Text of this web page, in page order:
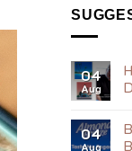
04
Aug
on
04
Aug